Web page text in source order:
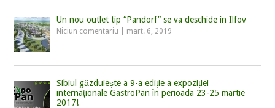
Un nou outlet tip “Pandorf” se va deschide in Ilfov
Niciun comentariu mart. 6, 2019
Sibiul găzduiește a 9-a ediție a expoziției
internaționale GastroPan în perioada 23-25 martie
2017!